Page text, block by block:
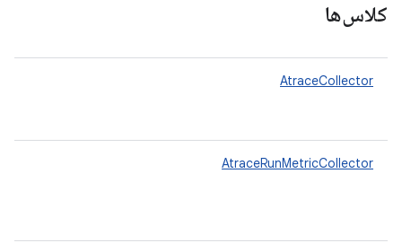
کلاس‌ها
AtraceCollector
AtraceRunMetricCollector